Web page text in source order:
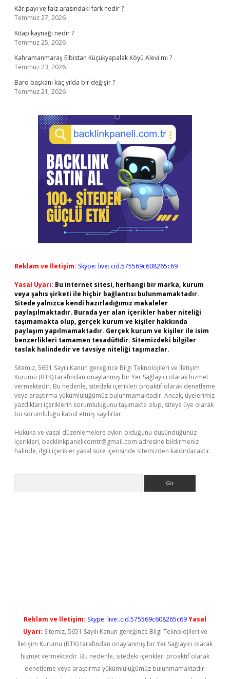
Kâr payı ve faiz arasındaki fark nedir ?
Temmuz 27, 2026
Kitap kaynağı nedir ?
Temmuz 25, 2026
Kahramanmaraş Elbistan Küçükyapalak Köyü Alevi mi ?
Temmuz 23, 2026
Baro başkanı kaç yılda bir değişir ?
Temmuz 21, 2026
Reklam ve İletişim: Skype: live:.cid.575569c608265c69
Yasal Uyarı: Bu internet sitesi, herhangi bir marka, kurum
veya şahıs şirketi ile hiçbir bağlantısı bulunmamaktadır.
Sitede yalnızca kendi hazırladığımız makaleler
paylaşılmaktadır. Burada yer alan içerikler haber niteliği
taşımamakta olup, gerçek kurum ve kişiler hakkında
paylaşım yapılmamaktadır. Gerçek kurum ve kişiler ile isim
benzerlikleri tamamen tesadüfidir. Sitemizdeki bilgiler
taslak halindedir ve tavsiye niteliği taşımazlar.
Sitemiz, 5651 Sayılı Kanun gereğince Bilgi Teknolojileri ve İletişim
Kurumu (BTK) tarafından onaylanmış bir Yer Sağlayıcı olarak hizmet
vermektedir. Bu nedenle, sitedeki içerikleri proaktif olarak denetleme
veya araştırma yükümlülüğümüz bulunmamaktadır. Ancak, üyelerimiz
yazdıkları içeriklerin sorumluluğunu taşımakta olup, siteye üye olarak
bu sorumluluğu kabul etmiş sayılırlar.
Hukuka ve yasal düzenlemelere aykırı olduğunu düşündüğünüz
içerikleri, backlinkpanelicomtr@gmail.com adresine bildirmeniz
halinde, ilgili içerikler yasal süre içerisinde sitemizden kaldırılacaktır.
Reklam ve İletişim: Skype: live:.cid.575569c608265c69Yasal
Uyarı: Sitemiz, 5651 Sayılı Kanun gereğince Bilgi Teknolojileri ve
İletişim Kurumu (BTK) tarafından onaylanmış bir Yer Sağlayıcı olarak
hizmet vermektedir. Bu nedenle, sitedeki içerikleri proaktif olarak
denetleme veya araştırma yükümlülüğümüz bulunmamaktadır.